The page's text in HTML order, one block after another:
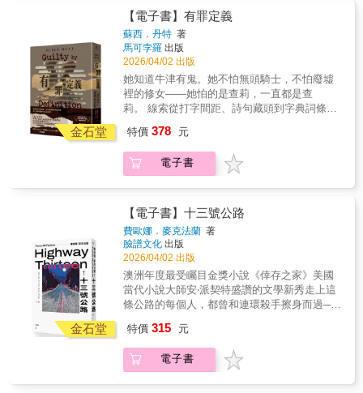
藏》是一部引人入勝的小說，請放鬆身心，沉
望中，享受這難得一見的佳作！——Gloria
(Ms. G's Bookshelf)，Goodreads讀者人物和懸
念都與這片土地及其獨特魅力完美契合。——
Beata，Goodreads讀者我通常喜歡篇幅較短的
書，但在這本書中，作者對荒涼的礦業小鎮的
細緻描寫卻讓我印象深刻……嚴酷的自然環境
躍然紙上，作者將酷熱、蒼蠅和無情的烈日描
缺的角色。——Susan，Goodreads讀者漢默已
經完全掌握了創作的精髓。節奏緊湊，情節曲
折卻巧妙而不令人沮喪，充滿了他標誌性的怪
過「犯罪三部曲」系列的讀者，我很享受那種
「圈內人」的閱讀感受，能理解背景中正在發
生的事；但我也認為，這本小說即使獨立閱讀
也完全站得住腳，就算從這裡入坑，也毫無問
題。——Andrea，Goodreads讀者
好享受紓壓又痛快的閱讀體驗了嗎？柳暗花明
後，又有很多很多村！結局保證猜不透！——
譯者｜楊詠翔如果一個懸疑故事從頭到尾都沒
讓你產生疑心，那可就是作者的失職了——
《宜弒宜家》就是這樣的故事：你知道事情出
錯了，原本牢固的樑柱開始有榫卯錯位了。但
房子沒有塌，你還是舒舒服服住在裡面，這太
有一個是偷工減料的假傢伙，你想得沒錯，建
商也開始跟你坦承有幾根柱子是有點問題了。
但房子還是頂天立地，你惶惶不安，你甚至開
體超浮誇推薦 /本書的樂趣在於分辨故事中哪些
部份是能信任的——如果真有可信任的部分的
話。書中幾乎每個角色都是典型的不可靠的敘
事者，無疑也為故事增色不少。——《紐約時
報書評》真相曲折離奇、層層反轉，就連腦筋
動得快的推理小說讀者都會大吃一驚。這個牽
涉三重背叛與精心復仇的複雜故事將為艾利斯
贏得一批新書迷。——《出版家週刊》情節曲
折離奇、精妙無比……就連老練的推理小說讀
藏了多少結。雲霄飛車般的閱讀體驗，充滿意
想不到的轉折和翻轉。——《寇克斯書評》一
部大膽又精采的驚悚小說，充滿令人又愛又恨
的學術殿堂裡，正在編纂辭典的主角如何透過
一點一滴搜集來的辭條「證據」，企圖拼湊出
姊姊當年失蹤的真相。雖然作者因為對字辭歷
史淵源的執著，放慢了一般犯罪小說的節奏，
但逐漸明朗的案情，與正在成形的辭典平行發
展，為彼此增添歷史的深邃與趣味。」吳雅鳳
（臺大外文系教授）「匿名信打響擱置許久的
陳年失蹤案，牛津偵探群在節奏平緩的工作日
常中，齊力拆解莎士比亞文學構成的謎題。充
演變的漫長歲月，窮盡文字和推理，同時書寫
人類情感鏈結和祕聞。」余小芳（推理評論
家）「這本書會讓犯罪小說迷、謎題愛好者、
娛樂性極高的出道作——是任何愛書之人治癒
憂鬱的完美解藥。」《華盛頓郵報》（The
Washington Post）「如果說有一本書是專為我
和《紐約時報書評》的同事們量身打造的，那
一定是丹特的《有罪定義》。故事發生在《克
萊倫敦英語詞典》那些熱愛詞語、鑽研細節的
文字狂人之間……令人愉悅至極。」《紐約時
Review）「本書的特別樂趣之一，是每一章的
標題都取自古老或罕見的詞彙——例如
ipsedixitism，意指『僅因某人說了，所以便被
------------------------挑戰社會威權，直指人性之惡
與國家機器漏洞丹麥最暢銷作家 猶希．阿德
勒．歐爾森生涯代表作《懸案密碼》系列，流
血流淚完結篇丹麥最神祕離奇、卻又無人能破
的懸案，唯有他，能解開通往關鍵線索的密
碼。卡爾．莫爾克，哥本哈根的資探警探，具
有獵犬般的直覺、對線索緊咬不放的毅力，當
最優秀的警探碰上最棘手的懸案，真相能否水
落石出？懸案編號010曾經最好的搭檔安克爾，
已命喪黃泉，只留下數不清的謎團，和一只被
封死的公事包；時隔多年，緝毒組接獲神祕報
案，要搜查卡爾閣樓中，搭檔遺留的公事包，
懸案組組長，淪為階下囚；眾人皆深信破案無
數的榮譽警官，原來是警中的毒梟內鬼，唯有
懸案組的成員，決心為卡爾洗刷清白！一切的
源頭，都要追溯回駭人的釘槍事件，那起任
務，讓卡爾的兩位搭擋一死一殘，更留下難以
言喻的創傷，想解開謎團，就必須走進心中那
塊最黑暗的地方，卡爾能承受嗎？
獎、維多利亞總督文學獎、新南威爾斯總督文
學獎得主★國際都柏林文學獎提名★麥爾斯‧富
蘭克林獎、澳洲圖書產業獎、總理文學獎、奈
德‧凱利獎（最佳犯罪小說）決選入圍★《柯克
斯書評》、《紐約客》年度好書┤故事介紹├──
住在觀光勝地附近的夫婦遇到心碎痛哭的女背
包客，讓她在家中留宿一晚。幾個月後，電視
上出現一對失蹤外國情侶的照片，其中一人長
得就像他們收留過的女孩……──讀到命案新聞
停車搭訕單身女性的駕駛，會不會就是被她懷
疑過著雙面人生的男友？──曾經偵辦轟動命案
的一組警察如今已經退休，二○二○這一年，他
凶手在監獄中過世的死訊。──真實罪案
podcast主持人在蜜月假期中接到緊急消息：一
群野外探險者在公路旁的森林躲雨時，發現了
不明遺骸，經警方調查後確認是人骨……一九
九○年代在澳洲東南部公路沿線鎖定年輕旅客下
手的「便車客殺手」保羅‧畢格落網後死於獄
中，他坦承犯下十二起凶案，但還有其他失蹤
實。許多傳言說，他手下還有第十三名受害
者，但他的犯案與埋屍地點早已被警方澈底搜
索挖掘，仍舊一無所獲。這個身分成謎的受害
金石堂
【電子書】有罪定義
蘇西．丹特 著
馬可孛羅 出版
2026/04/02 出版
她知道牛津有鬼。她不怕無頭騎士，不怕廢墟
裡的修女——她怕的是查莉，一直都是查
莉。 線索從打字間距、詩句藏頭到字典詞條，
間變形，「謊言」藏身於語法的縫隙。文字能
定義真相，也能掩蓋犯罪。★出版當週即登上
《週日泰晤士報》暢銷排行榜★理查與茱蒂讀
──好評推薦！「這本書會讓犯罪小說迷、謎題
愛好者、英倫控與語言愛好者著迷不已…… 機
智絕倫、娛樂性極高的出道作——是任何愛書
之人治癒憂鬱的完美解藥。」 ——《華盛頓郵
報》 在牛津這座以知識與文字為榮的城市，語
言學家瑪莎．松希爾在《克萊倫敦英語詞典》
編輯部任職。日復一日，她追溯詞語的源頭，
為每一個字找到它最精確、最誠實的定義。這
裡是失蹤的姊姊查莉曾工作過的地方，走廊裡
莉在攻讀博士期間悄然從牛津消失，沒有留
言，沒有理由，只有一輛被發現在環城公路旁
的腳踏車。瑪莎用整整十年試圖逃離，如今她
特價 378 元
電子書
金石堂
【電子書】十三號公路
費歐娜．麥克法蘭 著
臉譜文化 出版
2026/04/02 出版
澳洲年度最受矚目金獎小說《倖存之家》美國
當代小說大師安‧派契特盛讚的文學新秀走上這
條公路的每個人，都曾和連環殺手擦身而過──
日，行進中的人生卻往意外的方向偏移……
Lily（《她說犯罪》 Podcast 節目主持人）、
Troy（《惡之根》Podcast主持人）、李桐豪
特價 315 元
電子書